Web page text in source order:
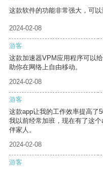
这款软件的功能非常强大，可以
2024-02-08
游客
这款加速器VPM应用程序可以
助你在网络上自由移动。
2024-02-08
游客
这款app让我的工作效率提高了
我以前经常加班，现在有了这
伴家人。
2024-02-08
游客